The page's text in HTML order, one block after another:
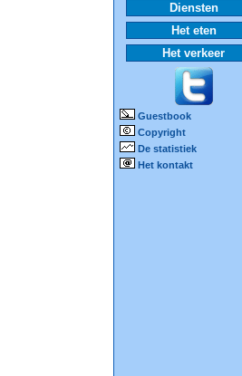
Diensten
Het eten
Het verkeer
Guestbook
Copyright
De statistiek
Het kontakt